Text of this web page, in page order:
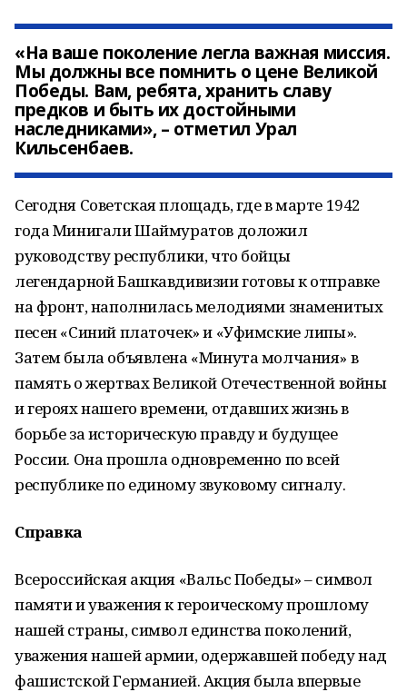
«На ваше поколение легла важная миссия.
Мы должны все помнить о цене Великой
Победы. Вам, ребята, хранить славу
предков и быть их достойными
наследниками», – отметил Урал
Кильсенбаев.
Сегодня Советская площадь, где в марте 1942
года Минигали Шаймуратов доложил
руководству республики, что бойцы
легендарной Башкавдивизии готовы к отправке
на фронт, наполнилась мелодиями знаменитых
песен «Синий платочек» и «Уфимские липы».
Затем была объявлена «Минута молчания» в
память о жертвах Великой Отечественной войны
и героях нашего времени, отдавших жизнь в
борьбе за историческую правду и будущее
России. Она прошла одновременно по всей
республике по единому звуковому сигналу.
Справка
Всероссийская акция «Вальс Победы» – символ
памяти и уважения к героическому прошлому
нашей страны, символ единства поколений,
уважения нашей армии, одержавшей победу над
фашистской Германией. Акция была впервые